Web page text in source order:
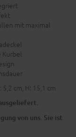
mit maximal
Kurbel
cm, H: 15,1 cm
von uns. Sie ist